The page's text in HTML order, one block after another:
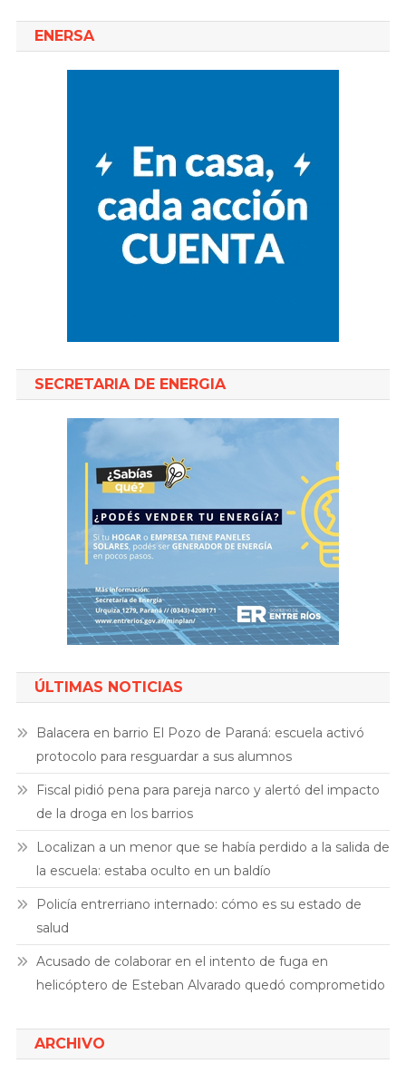
ENERSA
SECRETARIA DE ENERGIA
ÚLTIMAS NOTICIAS
Balacera en barrio El Pozo de Paraná: escuela activó
protocolo para resguardar a sus alumnos
Fiscal pidió pena para pareja narco y alertó del impacto
de la droga en los barrios
Localizan a un menor que se había perdido a la salida de
la escuela: estaba oculto en un baldío
Policía entrerriano internado: cómo es su estado de
salud
Acusado de colaborar en el intento de fuga en
helicóptero de Esteban Alvarado quedó comprometido
ARCHIVO